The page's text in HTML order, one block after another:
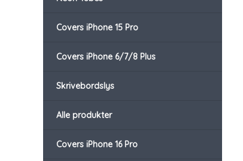
Covers iPhone 15 Pro
Covers iPhone 6/7/8 Plus
Skrivebordslys
Alle produkter
Covers iPhone 16 Pro